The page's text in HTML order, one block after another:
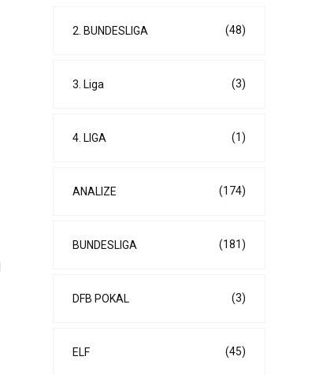
2. BUNDESLIGA (48)
3. Liga (3)
4. LIGA (1)
ANALIZE (174)
BUNDESLIGA (181)
DFB POKAL (3)
ELF (45)